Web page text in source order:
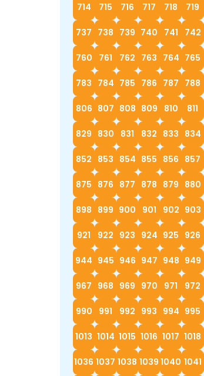
714 715 716 717 718 719
737 738 739 740 741 742
760 761 762 763 764 765
783 784 785 786 787 788
806 807 808 809 810 811
829 830 831 832 833 834
852 853 854 855 856 857
875 876 877 878 879 880
898 899 900 901 902 903
921 922 923 924 925 926
944 945 946 947 948 949
967 968 969 970 971 972
990 991 992 993 994 995
1013 1014 1015 1016 1017 1018
1036 1037 1038 1039 1040 1041